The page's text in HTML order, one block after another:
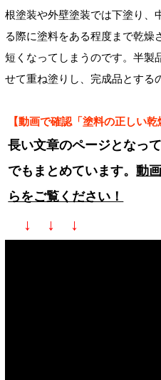
根塗装や外壁塗装では下塗り、
る際に塗料をある程度まで乾燥
短くなってしまうのです。半製
せて重ね塗りし、完成品とする
【動画で確認「塗料の正しい乾
長い文章のページとなっ
でもまとめています。動
らをご覧ください！
↓ ↓ ↓